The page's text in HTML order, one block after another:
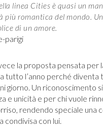
linea Cities è quasi un
più romantica del mondo.
di un amore.
la proposta pensata per
tutto l’anno perché diventa
giorno. Un riconoscimento
e unicità e per chi vuole
rendendo speciale una
condivisa con lui.